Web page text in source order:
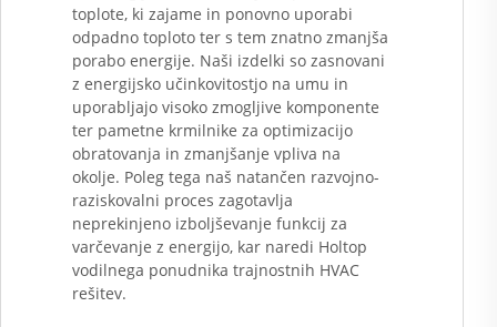
toplote, ki zajame in ponovno uporabi
odpadno toploto ter s tem znatno zmanjša
porabo energije. Naši izdelki so zasnovani
z energijsko učinkovitostjo na umu in
uporabljajo visoko zmogljive komponente
ter pametne krmilnike za optimizacijo
obratovanja in zmanjšanje vpliva na
okolje. Poleg tega naš natančen razvojno-
raziskovalni proces zagotavlja
neprekinjeno izboljševanje funkcij za
varčevanje z energijo, kar naredi Holtop
vodilnega ponudnika trajnostnih HVAC
rešitev.